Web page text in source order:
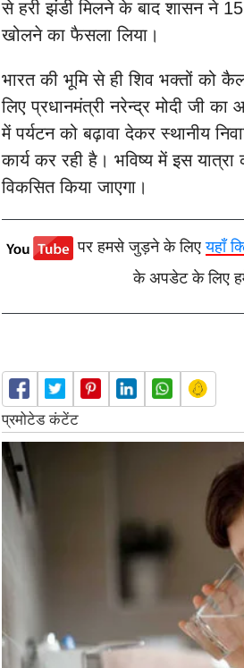
से हरी झंडी मिलने के बाद शासन ने
खोलने का फैसला लिया।
भारत की भूमि से ही शिव भक्तों को
लिए प्रधानमंत्री नरेन्द्र मोदी जी
में पर्यटन को बढ़ावा देकर स्थानीय
कार्य कर रही है। भविष्य में इस
विकसित किया जाएगा।
पर हमसे जुड़ने के लिएयहाँ
के अपडेट के लिए